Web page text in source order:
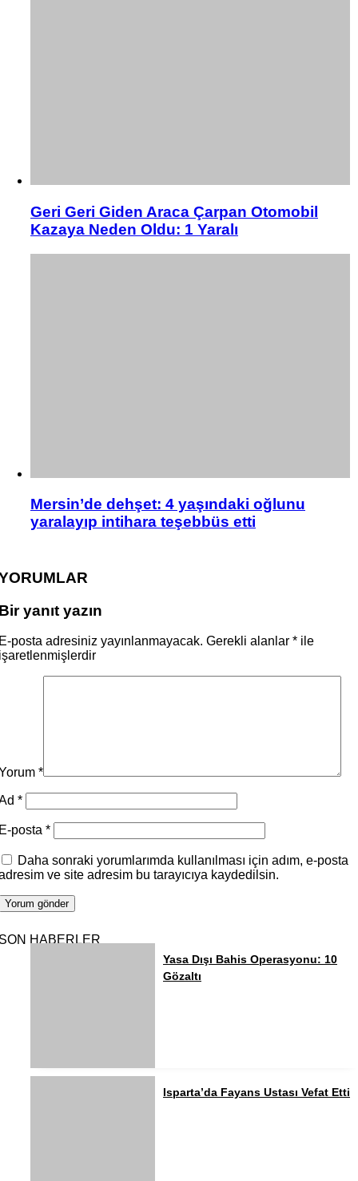
Geri Geri Giden Araca Çarpan Otomobil
Kazaya Neden Oldu: 1 Yaralı
Mersin’de dehşet: 4 yaşındaki oğlunu
yaralayıp intihara teşebbüs etti
yanıt yazın
posta adresiniz yayınlanmayacak. Gerekli alanlar * ile
*
*
posta *
Daha sonraki yorumlarımda kullanılması için adım, e-posta
ve site adresim bu tarayıcıya kaydedilsin.
HABERLER
Yasa Dışı Bahis Operasyonu: 10
Gözaltı
Isparta’da Fayans Ustası Vefat Etti